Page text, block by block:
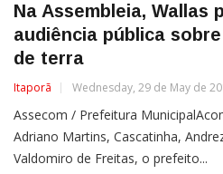
Na Assembleia, Wallas
audiência pública
de terra
Itaporã Wednesday, 29 de May de
Assecom / Prefeitura
Adriano Martins, Cascatinha,
Valdomiro de Freitas, o prefeito...